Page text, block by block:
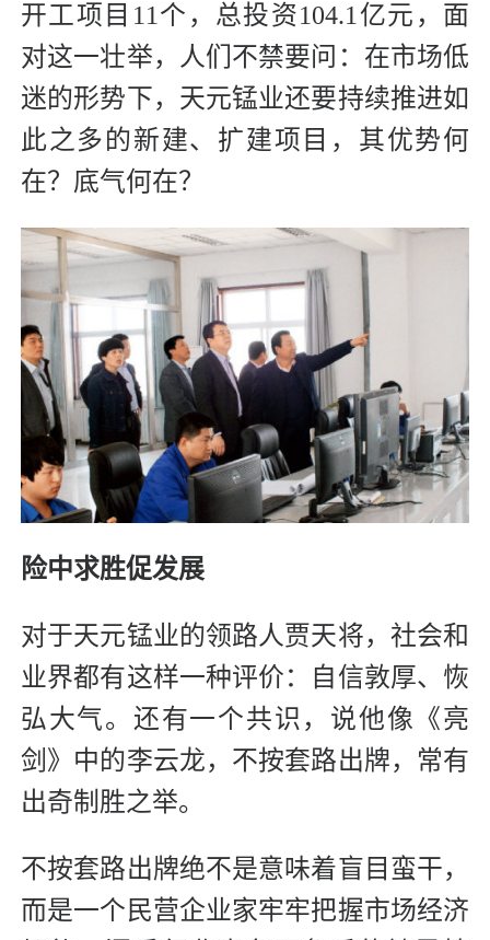
开工项目11个，总投资104.1亿元，面
对这一壮举，人们不禁要问：在市场低
迷的形势下，天元锰业还要持续推进如
此之多的新建、扩建项目，其优势何
在？底气何在？
险中求胜促发展
对于天元锰业的领路人贾天将，社会和
业界都有这样一种评价：自信敦厚、恢
弘大气。还有一个共识，说他像《亮
剑》中的李云龙，不按套路出牌，常有
出奇制胜之举。
不按套路出牌绝不是意味着盲目蛮干，
而是一个民营企业家牢牢把握市场经济